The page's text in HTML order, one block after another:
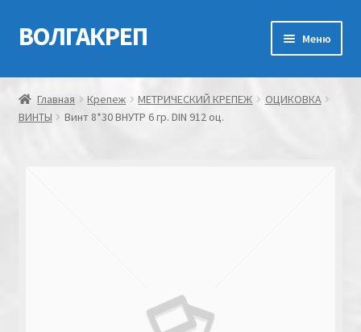
Перейти
к
Перейти
к
ВОЛГАКРЕП Меню
Главная
Контакты
Главная Крепеж МЕТРИЧЕСКИЙ КРЕПЕЖ
ОЦИКОВКА
ВИНТЫ
Винт 8*30 ВНУТР 6 гр. DIN 912 оц.